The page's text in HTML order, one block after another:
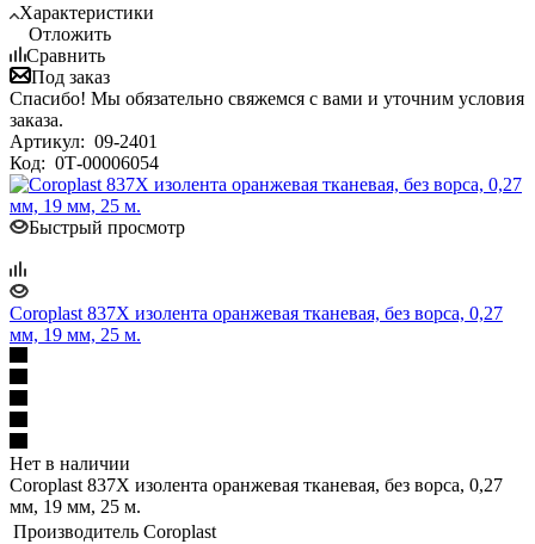
Характеристики
Отложить
Сравнить
Под заказ
Спасибо! Мы обязательно свяжемся с вами и уточним условия
заказа.
Артикул: 09-2401
Код: 0Т-00006054
Быстрый просмотр
Coroplast 837X изолента оранжевая тканевая, без ворса, 0,27
мм, 19 мм, 25 м.
Нет в наличии
Coroplast 837X изолента оранжевая тканевая, без ворса, 0,27
мм, 19 мм, 25 м.
Производитель Coroplast